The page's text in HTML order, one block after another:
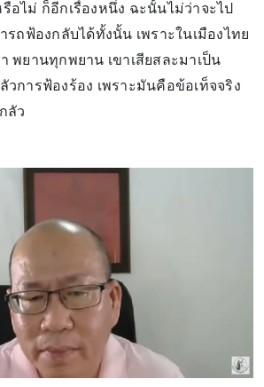
อไม่ ก็อีกเรื่องหนึ่ง ฉะนั้นไม่ว่าจะไป
รถฟ้องกลับได้ทั้งนั้น เพราะในเมืองไทย
พยานทุกพยาน เขาเสียสละมาเป็น
การฟ้องร้อง เพราะมันคือข้อเท็จจริง
ลัว